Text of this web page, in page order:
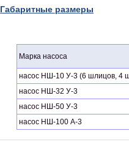
Габаритные размеры
Марка насоса
насос НШ-10 У-3 (6 шлицов, 4
насос НШ-32 У-3
насос НШ-50 У-3
насос НШ-100 А-3